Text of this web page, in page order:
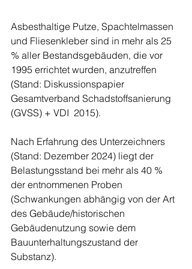
Asbesthaltige Putze, Spachtelmassen
und Fliesenkleber sind in mehr als 25
% aller Bestandsgebäuden, die vor
1995 errichtet wurden, anzutreffen
(Stand: Diskussionspapier
Gesamtverband Schadstoffsanierung
(GVSS) + VDI  2015).
Nach Erfahrung des Unterzeichners
(Stand: Dezember 2024) liegt der
Belastungsstand bei mehr als 40 %
der entnommenen Proben
(Schwankungen abhängig von der Art
des Gebäude/historischen
Gebäudenutzung sowie dem
Bauunterhaltungszustand der
Substanz).